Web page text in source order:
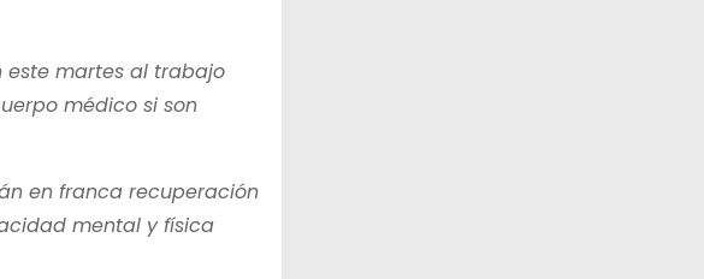
este martes al trabajo
médico si son
en franca recuperación
mental y física